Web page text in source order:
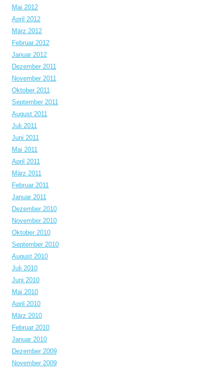
Mai 2012
April 2012
März 2012
Februar 2012
Januar 2012
Dezember 2011
November 2011
Oktober 2011
September 2011
August 2011
Juli 2011
Juni 2011
Mai 2011
April 2011
März 2011
Februar 2011
Januar 2011
Dezember 2010
November 2010
Oktober 2010
September 2010
August 2010
Juli 2010
Juni 2010
Mai 2010
April 2010
März 2010
Februar 2010
Januar 2010
Dezember 2009
November 2009